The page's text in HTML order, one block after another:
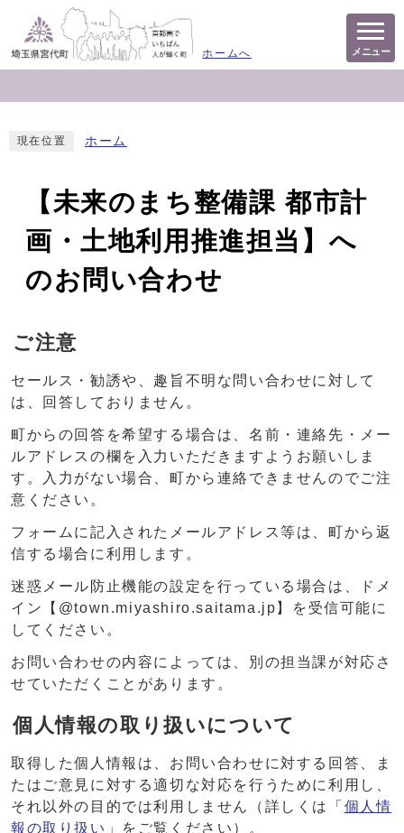
ホームへ メニュー
現在位置 ホーム
【未来のまち整備課 都市計
画・土地利用推進担当】へ
のお問い合わせ
ご注意
セールス・勧誘や、趣旨不明な問い合わせに対して
は、回答しておりません。
町からの回答を希望する場合は、名前・連絡先・メー
ルアドレスの欄を入力いただきますようお願いしま
す。入力がない場合、町から連絡できませんのでご注
意ください。
フォームに記入されたメールアドレス等は、町から返
信する場合に利用します。
迷惑メール防止機能の設定を行っている場合は、ドメ
イン【@town.miyashiro.saitama.jp】を受信可能に
してください。
お問い合わせの内容によっては、別の担当課が対応さ
せていただくことがあります。
個人情報の取り扱いについて
取得した個人情報は、お問い合わせに対する回答、ま
たはご意見に対する適切な対応を行うために利用し、
それ以外の目的では利用しません（詳しくは「 個人情
報の取り扱い 」をご覧ください）。